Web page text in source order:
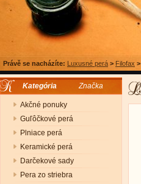
Právě se nacházíte: Luxusné perá > Filofax >
Kategória Značka
Akčné ponuky
Guľôčkové perá
Plniace perá
Keramické perá
Darčekové sady
Pera zo striebra